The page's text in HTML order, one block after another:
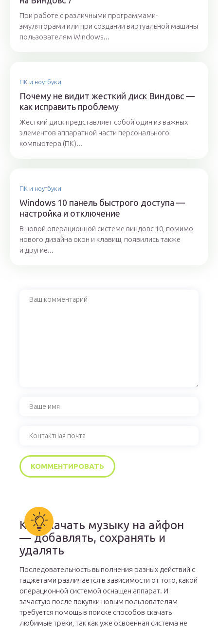
При работе с различными программами-
эмуляторами или при создании виртуальной машины
пользователям Windows...
ПК и ноутбуки
Почему не видит жесткий диск Виндовс —
как исправить проблему
Жесткий диск представляет собой один из важных
элементов аппаратной части персонального
компьютера (ПК)...
ПК и ноутбуки
Windows 10 панель быстрого доступа —
настройка и отключение
В новой операционной системе виндовс 10, помимо
нового дизайна окон и клавиш, появились также
и другие...
Как скачать музыку на айфон
— добавлять, сохранять и
удалять
Последовательность выполнения разных действий с
гаджетами различается в зависимости от того, какой
операционной системой оснащен аппарат. И
зачастую после покупки новым пользователям
требуется помощь в поиске способов скачать
любимые треки, так как уже освоенная система не